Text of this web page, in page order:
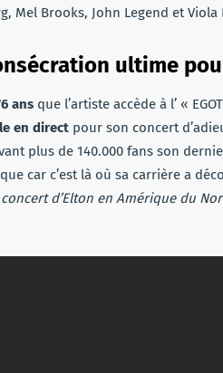
Mel Brooks, John Legend et Viola
ultime
ans que l’artiste accède à l’ «
en direct pour son concert
plus de 140.000 fans son
car c’est là où sa carrière a
d’Elton en Amérique du